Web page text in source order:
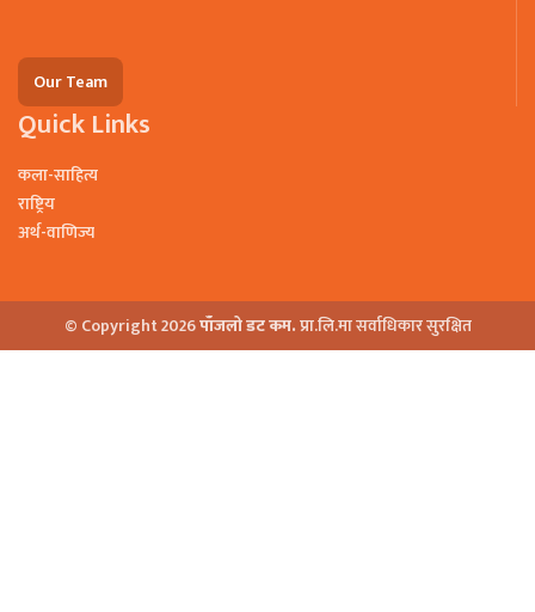
Our Team
Quick Links
कला-साहित्य
राष्ट्रिय
अर्थ-वाणिज्य
© Copyright 2026पाँजलो डट कम.प्रा.लि.मा सर्वाधिकार सुरक्षित